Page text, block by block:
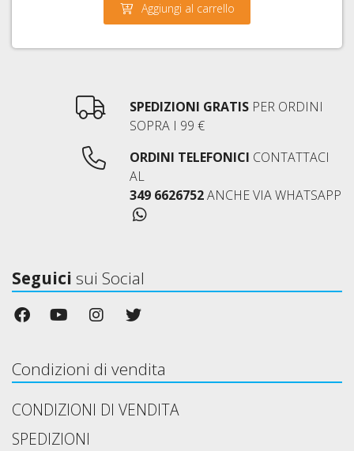
Aggiungi al carrello
SPEDIZIONI GRATIS PER ORDINI
SOPRA I 99 €
ORDINI TELEFONICI CONTATTACI
AL
349 6626752ANCHE VIA WHATSAPP
Seguici sui Social
Condizioni di vendita
CONDIZIONI DI VENDITA
SPEDIZIONI